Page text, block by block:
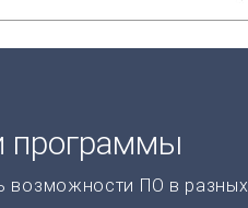
программы
возможности ПО в разных